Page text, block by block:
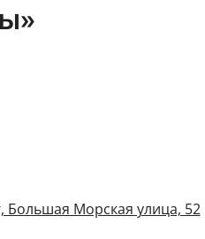
Большая Морская улица, 52